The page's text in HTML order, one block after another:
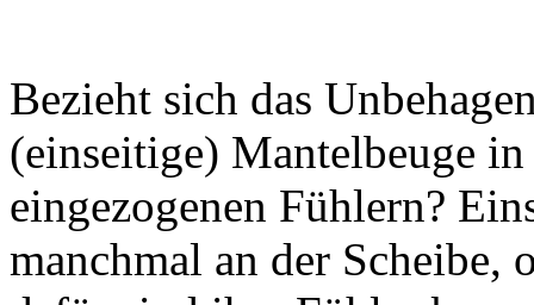
Bezieht sich das
(einseitige) Mantelbeuge
eingezogenen Fühlern?
manchmal an der Scheibe,